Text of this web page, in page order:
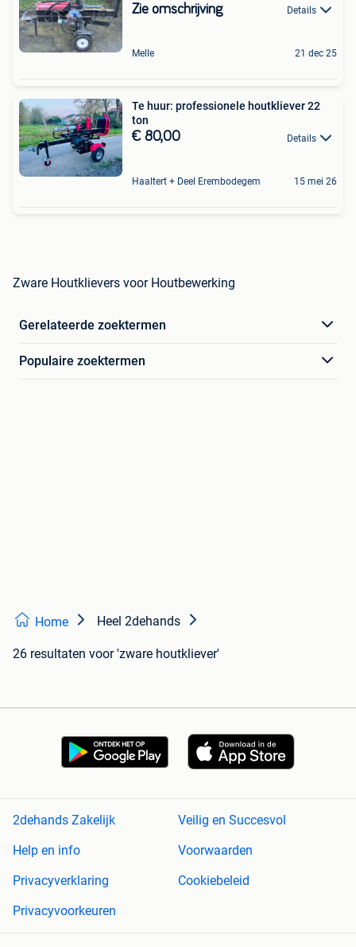
Zie omschrijving Details
Melle 21 dec 25
Te huur: professionele houtkliever 22
ton
€ 80,00 Details
Haaltert + Deel Erembodegem 15 mei 26
Zware Houtklievers voor Houtbewerking
Gerelateerde zoektermen
Populaire zoektermen
Home Heel 2dehands
26 resultaten voor 'zware houtkliever'
2dehands Zakelijk
Veilig en Succesvol
Help en info
Voorwaarden
Privacyverklaring
Cookiebeleid
Privacyvoorkeuren